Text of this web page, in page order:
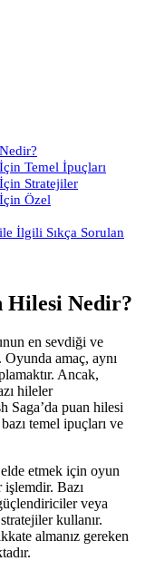
Temel İpuçları
Stratejiler
Özel
İlgili Sıkça Sorulan
Hilesi Nedir?
en sevdiği ve
amaç, aynı
Ancak,
hileler
Saga’da puan hilesi
temel ipuçları ve
etmek için oyun
Bazı
veya
kullanır.
almanız gereken